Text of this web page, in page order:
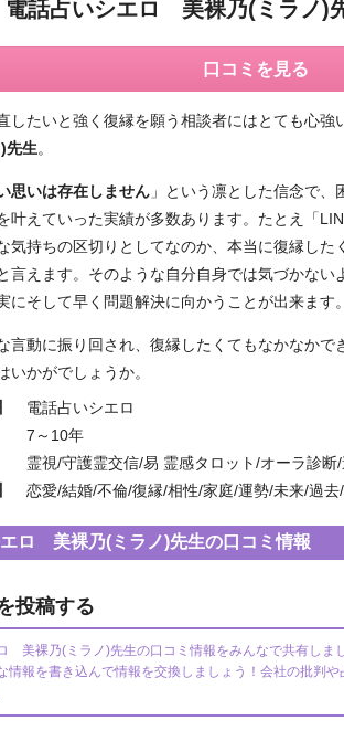
電話占いシエロ 美裸乃(ミラノ)
口コミを見る
したいと強く復縁を願う相談者にはとても心強
先生。
思いは存在しません 」という凛とした信念で
叶えていった実績が多数あります。たとえ「
気持ちの区切りとしてなのか、本当に復縁した
言えます。そのような自分自身では気づかない
にそして早く問題解決に向かうことが出来ます。
言動に振り回され、復縁したくてもなかなかで
いかがでしょうか。
電話占いシエロ
7～10年
霊視/守護霊交信/易 霊感タロット/オーラ診断
恋愛/結婚/不倫/復縁/相性/家庭/運勢/未来/過
ロ 美裸乃(ミラノ)先生の口コミ情報
投稿する
美裸乃(ミラノ)先生の口コミ情報をみんなで共有しま
情報を書き込んで情報を交換しましょう！会社の批判